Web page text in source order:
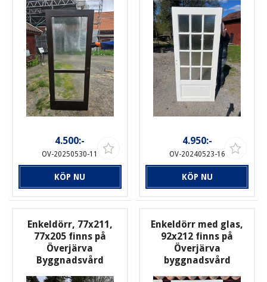
4.500:-
OV-20250530-11
KÖP NU
4.950:-
OV-20240523-16
KÖP NU
Enkeldörr, 77x211,
77x205 finns på
Överjärva
Byggnadsvård
Enkeldörr med glas,
92x212 finns på
Överjärva
byggnadsvård